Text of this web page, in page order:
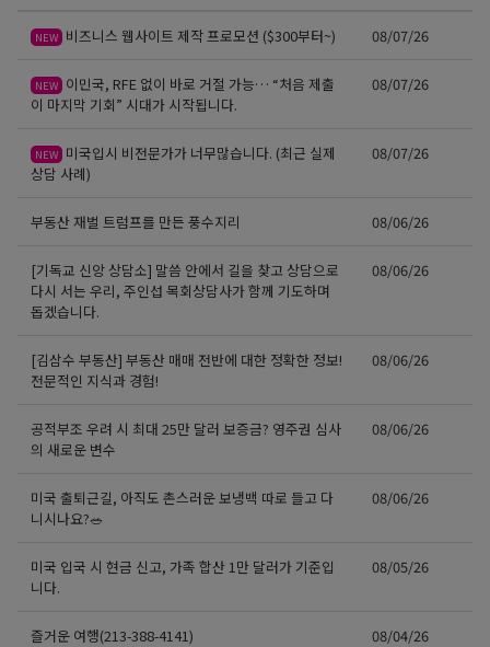
NEW 비즈니스 웹사이트 제작 프로모션 ($300부터~) 08/07/26
NEW 이민국, RFE 없이 바로 거절 가능… “처음 제출
이 마지막 기회” 시대가 시작됩니다.
08/07/26
NEW 미국입시 비전문가가 너무많습니다. (최근 실제
상담 사례)
08/07/26
부동산 재벌 트럼프를 만든 풍수지리 08/06/26
[기독교 신앙 상담소] 말씀 안에서 길을 찾고 상담으로
다시 서는 우리, 주인섭 목회상담사가 함께 기도하며
돕겠습니다.
08/06/26
[김삼수 부동산] 부동산 매매 전반에 대한 정확한 정보!
전문적인 지식과 경험!
08/06/26
공적부조 우려 시 최대 25만 달러 보증금? 영주권 심사
의 새로운 변수
08/06/26
미국 출퇴근길, 아직도 촌스러운 보냉백 따로 들고 다
니시나요?🥗
08/06/26
미국 입국 시 현금 신고, 가족 합산 1만 달러가 기준입
니다.
08/05/26
즐거운 여행(213-388-4141) 08/04/26